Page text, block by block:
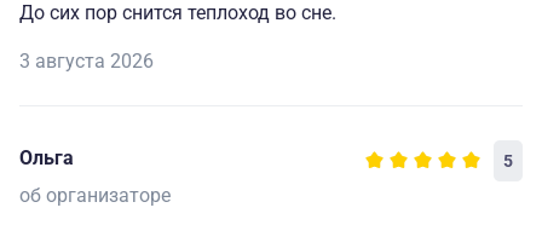
До сих пор снится теплоход во сне.
3 августа 2026
Ольга 5
об организаторе